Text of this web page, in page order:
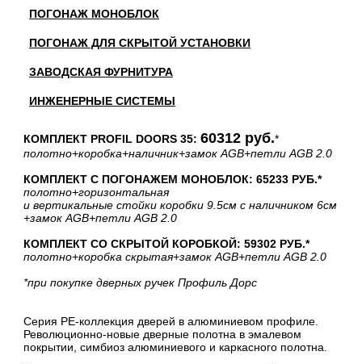
ПОГОНАЖ МОНОБЛОК
ПОГОНАЖ ДЛЯ СКРЫТОЙ УСТАНОВКИ
ЗАВОДСКАЯ ФУРНИТУРА
ИНЖЕНЕРНЫЕ СИСТЕМЫ
КОМПЛЕКТ PROFIL DOORS 35: 60312 руб.*
полотно+коробка+наличник+замок AGB+петли AGB 2.0
КОМПЛЕКТ С ПОГОНАЖЕМ МОНОБЛОК: 65233 РУБ.*
полотно+горизонтальная
и вертикальные стойки коробки 9.5см с наличником 6см
+замок AGB+петли AGB 2.0
КОМПЛЕКТ СО СКРЫТОЙ КОРОБКОЙ: 59302 РУБ.*
полотно+коробка скрытая+замок AGB+петли AGB 2.0
*при покупке дверных ручек Профиль Дорс
Серия PE-коллекция дверей в алюминиевом профиле.
Революционно-новые дверные полотна в эмалевом
покрытии, симбиоз алюминиевого и каркасного полотна.